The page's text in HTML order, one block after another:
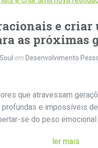
e criar
as próximas
em Desenvolvimento
que atravessam
e impossíveis
se do peso
ler mais